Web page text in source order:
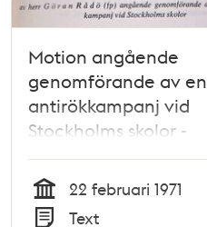
Motion angående
genomförande av en
antirökkampanj vid
Stockholms skolor -
Stadsfullmäktige 1971
Tid
22 februari 1971
Text